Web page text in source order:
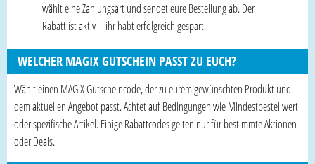
wählt eine Zahlungsart und sendet eure Bestellung ab. Der
Rabatt ist aktiv – ihr habt erfolgreich gespart.
WELCHER MAGIX GUTSCHEIN PASST ZU EUCH?
Wählt einen MAGIX Gutscheincode, der zu eurem gewünschten Produkt und
dem aktuellen Angebot passt. Achtet auf Bedingungen wie Mindestbestellwert
oder spezifische Artikel. Einige Rabattcodes gelten nur für bestimmte Aktionen
oder Deals.